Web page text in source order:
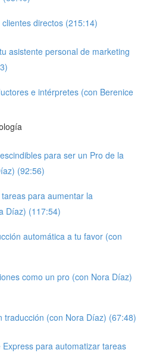
directos (215:14)
asistente personal de marketing
e intérpretes (con Berenice
para ser un Pro de la
(92:56)
para aumentar la
Díaz) (117:54)
automática a tu favor (con
como un pro (con Nora Díaz)
traducción (con Nora Díaz) (67:48)
para automatizar tareas